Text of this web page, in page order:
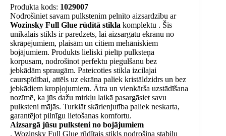
Pro
Full
Glue
46
mm
-
2
gab.
daudzums
Produkta kods: 1029007
Nodrošiniet savam pulkstenim pelnīto aizsardzību ar
Wozinsky Full Glue rūdītā stikla komplektu . Šis
unikālais stikls ir paredzēts, lai aizsargātu ekrānu no
skrāpējumiem, plaisām un citiem mehāniskiem
bojājumiem. Produkts lieliski pielīp pulksteņa
korpusam, nodrošinot perfektu piegulšanu bez
jebkādām spraugām. Pateicoties stikla izcilajai
caurspīdībai, attēls uz ekrāna paliek kristāldzidrs un bez
jebkādiem kropļojumiem. Ātra un vienkārša uzstādīšana
nozīmē, ka jūs dažu mirkļu laikā pasargāsiet savu
pulksteni mājās. Turklāt skārienjutība paliek neskarta,
garantējot pilnīgu lietošanas komfortu.
Aizsargā jūsu pulksteni no bojājumiem
. Wozinsky Full Glue rūdītais stikls nodrošina stabilu